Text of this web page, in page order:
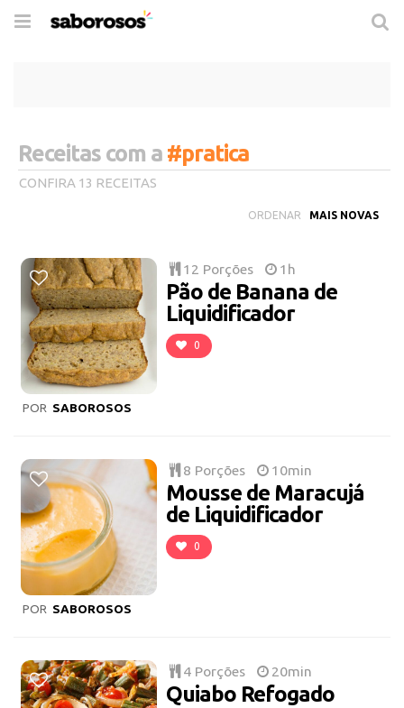
Trocar
Receitas com a #pratica
CONFIRA 13 RECEITAS
ORDENAR
12 Porções 1h
Pão de Banana de
Liquidificador
0
POR SABOROSOS
8 Porções 10min
Mousse de Maracujá
de Liquidificador
0
POR SABOROSOS
4 Porções 20min
Quiabo Refogado